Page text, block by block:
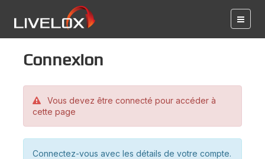
Connexion
Vous devez être connecté pour accéder à
cette page
Connectez-vous avec les détails de votre compte.